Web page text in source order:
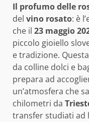
Il profumo delle
del vino rosato: è
che il 23 maggio
piccolo gioiello
e tradizione.
da colline dolci e
prepara ad
un’atmosfera che
chilometri da
transfer studiati ad